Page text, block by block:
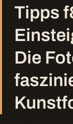
Tipps
Die